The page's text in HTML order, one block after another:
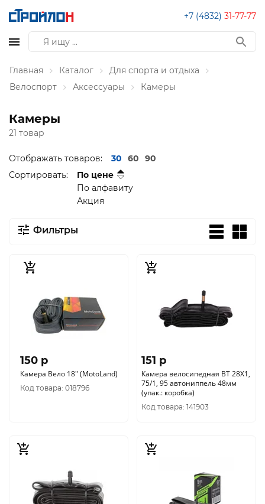
+7 (4832) 31-77-77
Главная Каталог
Для спорта и отдыха
Велоспорт
Аксессуары Камеры
Камеры
21 товар
Отображать товаров: 30 60
90
Сортировать:
По цене
По алфавиту
Акция
Фильтры
150 p
Камера Вело 18" (MotoLand)
Код товара: 018796
151 p
Камера велосипедная BT 28Х1,
75/1, 95 автониппель 48мм
(упак.: коробка)
Код товара: 141903